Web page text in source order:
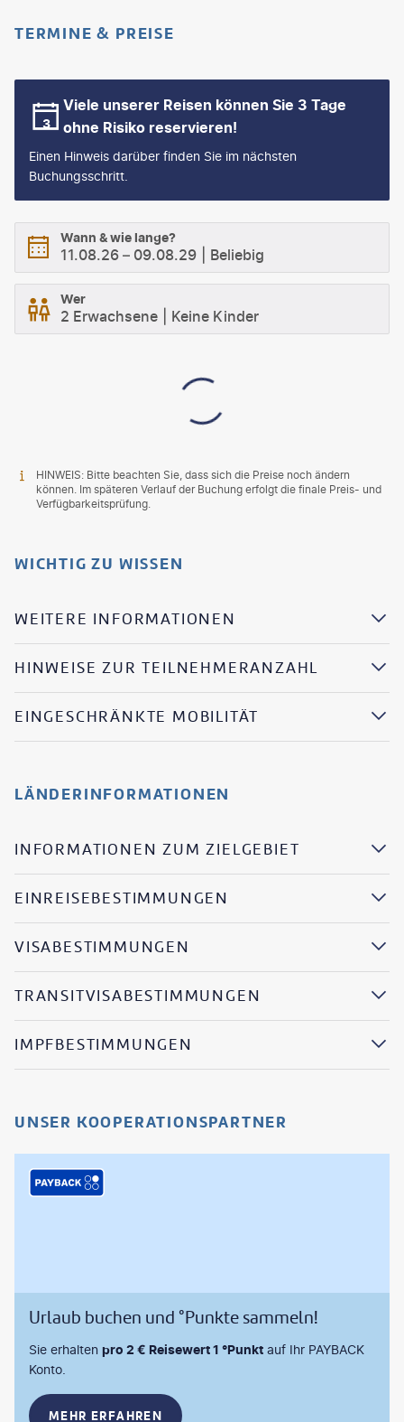
TERMINE & PREISE
Viele unserer Reisen können Sie 3 Tage
ohne Risiko reservieren!
Einen Hinweis darüber finden Sie im nächsten
Buchungsschritt.
Wann & wie lange?
11.08.26 – 09.08.29 Beliebig
Wer
2 Erwachsene Keine Kinder
HINWEIS: Bitte beachten Sie, dass sich die Preise noch ändern
können. Im späteren Verlauf der Buchung erfolgt die finale Preis- und
Verfügbarkeitsprüfung.
WICHTIG ZU WISSEN
WEITERE INFORMATIONEN
HINWEISE ZUR TEILNEHMERANZAHL
EINGESCHRÄNKTE MOBILITÄT
LÄNDERINFORMATIONEN
INFORMATIONEN ZUM ZIELGEBIET
EINREISEBESTIMMUNGEN
VISABESTIMMUNGEN
TRANSITVISABESTIMMUNGEN
IMPFBESTIMMUNGEN
UNSER KOOPERATIONSPARTNER
Urlaub buchen und °Punkte sammeln!
Sie erhalten pro 2 € Reisewert 1 °Punkt auf Ihr PAYBACK
Konto.
MEHR ERFAHREN